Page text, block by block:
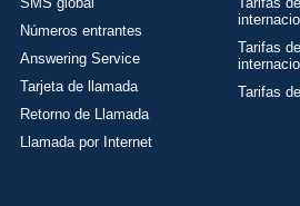
Números entrantes
Answering Service
Tarjeta de llamada
Retorno de Llamada
Llamada por Internet
Tarifas
Tarifas